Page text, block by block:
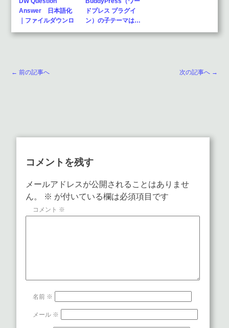
Answer 日本語化
｜ファイルダウンロ
ドプレス プラグイ
ン）の子テーマは…
← 前の記事へ 次の記事へ →
コメントを残す
メールアドレスが公開されることはありませ
ん。
※ が付いている欄は必須項目です
コメント ※
名前 ※
メール ※